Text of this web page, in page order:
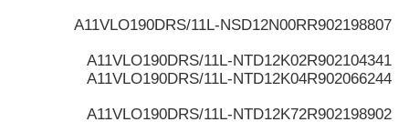
R902198807
A11VLO190DRS/11L-NSD12N00R
R902104341
A11VLO190DRS/11L-NTD12K02
R902066244
A11VLO190DRS/11L-NTD12K04
R902198902
A11VLO190DRS/11L-NTD12K72